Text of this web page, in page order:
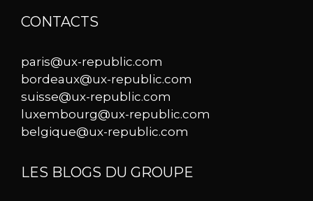
CONTACTS
paris@ux-republic.com
bordeaux@ux-republic.com
suisse@ux-republic.com
luxembourg@ux-republic.com
belgique@ux-republic.com
LES BLOGS DU GROUPE